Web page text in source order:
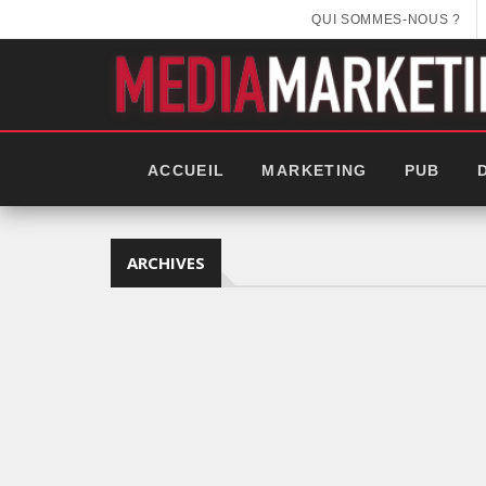
QUI SOMMES-NOUS ?
ACCUEIL MARKETING PUB
ARCHIVES